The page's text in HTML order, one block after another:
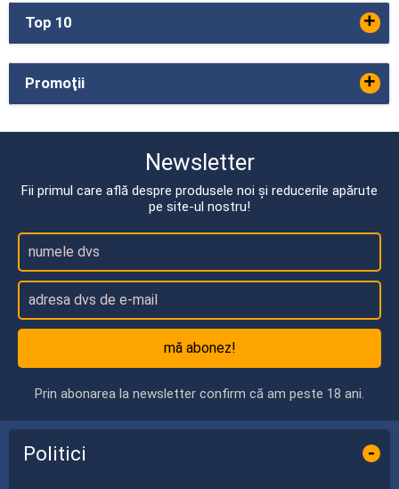
Top 10 +
Promoţii +
Newsletter
Fii primul care află despre produsele noi și reducerile apărute
pe site-ul nostru!
mă abonez!
Prin abonarea la newsletter confirm că am peste 18 ani.
Politici -